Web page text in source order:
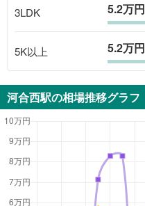
3LDK 5.2万円
5K以上 5.2万円
河合西駅の相場推移グラフ